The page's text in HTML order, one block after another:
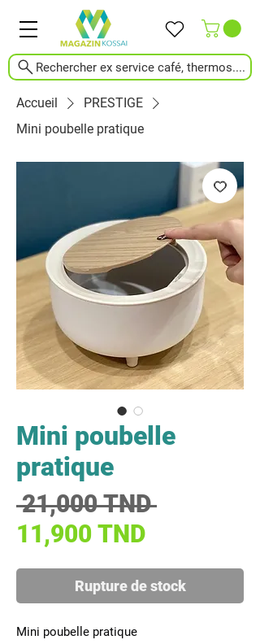
Rechercher ex service café, thermos....
Accueil
PRESTIGE
Mini poubelle pratique
Mini poubelle
pratique
21,000 TND Prix
11,900 TNDPrix
Rupture de stock
Mini poubelle pratique